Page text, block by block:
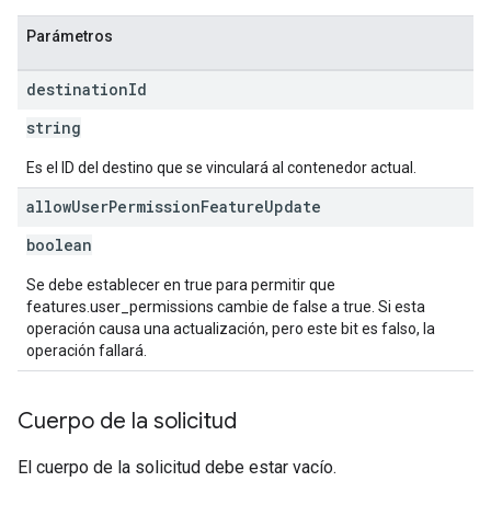
Parámetros
destinationId
string
Es el ID del destino que se vinculará al contenedor actual.
allowUserPermissionFeatureUpdate
boolean
Se debe establecer en true para permitir que
features.user_permissions cambie de false a true. Si esta
operación causa una actualización, pero este bit es falso, la
operación fallará.
Cuerpo de la solicitud
El cuerpo de la solicitud debe estar vacío.